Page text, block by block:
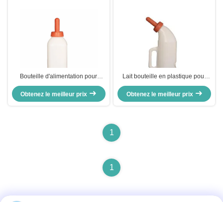
Bouteille d'alimentation pour
veaux allaitants 2L Matériau PE
de qualité alimentaire Utilisation
agricole
Obtenez le meilleur prix
Lait bouteille en plastique pour
bétail utilisation de vache avec
mamelons en caoutchouc
Obtenez le meilleur prix
1
1